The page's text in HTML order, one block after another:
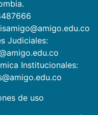
Judiciales:
Institucionales:
de uso